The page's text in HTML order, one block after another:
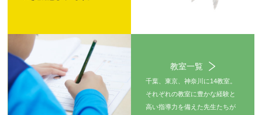
教室一覧
千葉、東京、神奈川に14教室。
それぞれの教室に豊かな経験と
高い指導力を備えた先生たちが